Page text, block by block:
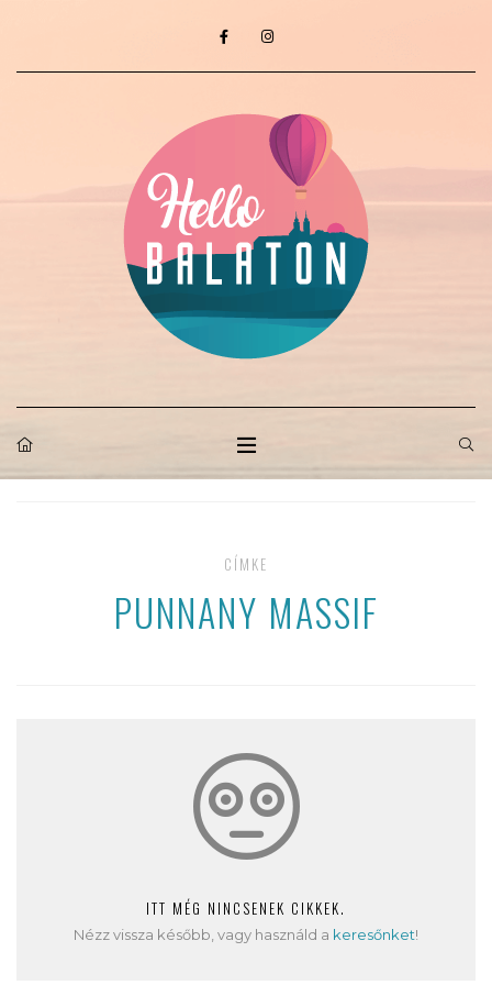
CÍMKE
PUNNANY MASSIF
ITT MÉG NINCSENEK CIKKEK.
Nézz vissza később, vagy használd a keresőnket!